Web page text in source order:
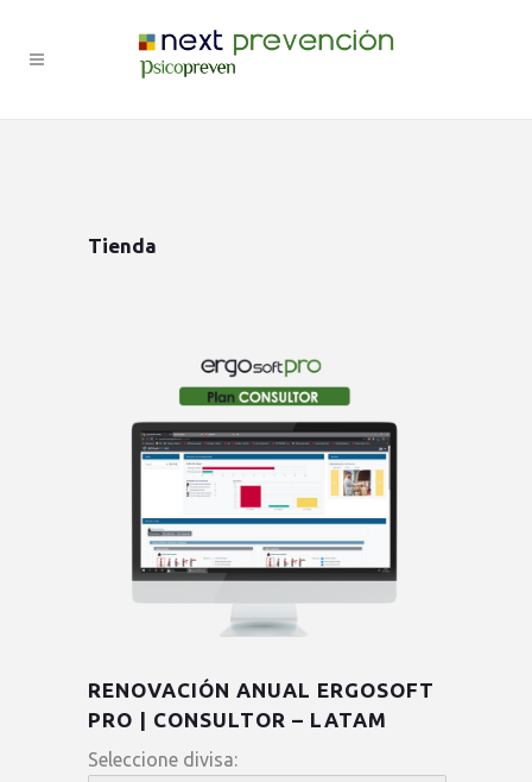
Tienda
RENOVACIÓN ANUAL ERGOSOFT
PRO | CONSULTOR – LATAM
Seleccione divisa: